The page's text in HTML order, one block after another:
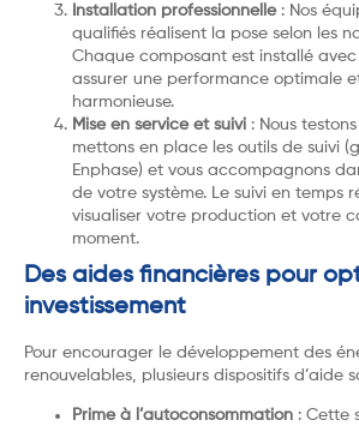
Installation professionnelle: Nos
qualifiés réalisent la pose selon les
Chaque composant est installé
assurer une performance optimale
harmonieuse.
Mise en service et suivi : Nous
mettons en place les outils de suivi
Enphase) et vous accompagnons
de votre système. Le suivi en temps
visualiser votre production et votre
moment.
Des aides financières pour
investissement
Pour encourager le développement des
renouvelables, plusieurs dispositifs d’aide
Prime à l’autoconsommation : Cette